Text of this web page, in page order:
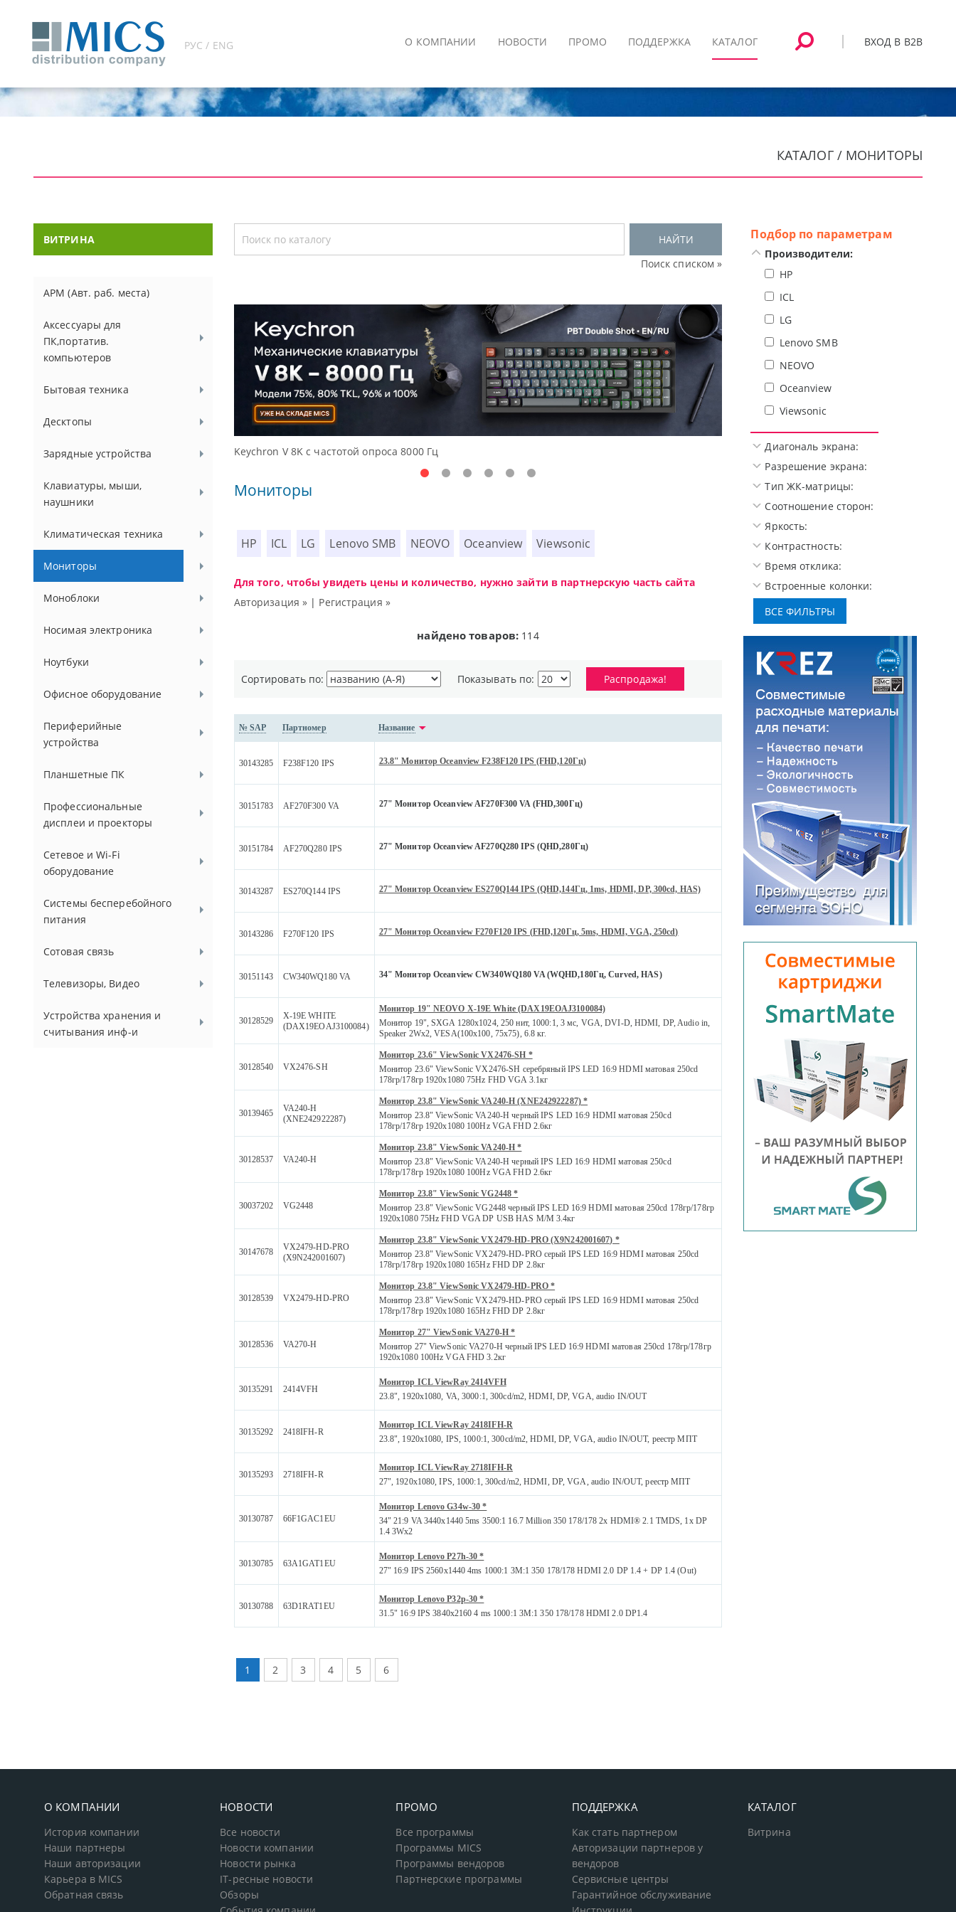
РУС / ENG ВХОД В B2B
О КОМПАНИИ НОВОСТИ ПРОМО ПОДДЕРЖКА КАТАЛОГ
КАТАЛОГ / МОНИТОРЫ
ВИТРИНА
АРМ (Авт. раб. места)
Аксессуары для
ПК,портатив.
компьютеров
Бытовая техника
Десктопы
Зарядные устройства
Клавиатуры, мыши,
наушники
Климатическая техника
Мониторы
Моноблоки
Носимая электроника
Ноутбуки
Офисное оборудование
Периферийные
устройства
Планшетные ПК
Профессиональные
дисплеи и проекторы
Сетевое и Wi-Fi
оборудование
Системы бесперебойного
питания
Сотовая связь
Телевизоры, Видео
Устройства хранения и
считывания инф-и
НАЙТИ
Поиск списком »
Keychron V 8K с частотой опроса 8000 Гц Доступные решения начального уровня,
Мониторы
HP ICL LG Lenovo SMB NEOVO Oceanview Viewsonic
Для того, чтобы увидеть цены и количество, нужно зайти в партнерскую часть сайта
Авторизация » | Регистрация »
найдено товаров: 114
Сортировать по: Показывать по: Распродажа!
№ SAP Партномер Название
30143285 F238F120 IPS 23.8" Монитор Oceanview F238F120 IPS (FHD,120Гц)
30151783 AF270F300 VA 27" Монитор Oceanview AF270F300 VA (FHD,300Гц)
30151784 AF270Q280 IPS 27" Монитор Oceanview AF270Q280 IPS (QHD,280Гц)
30143287 ES270Q144 IPS 27" Монитор Oceanview ES270Q144 IPS (QHD,144Гц, 1ms, HDMI, DP, 300cd, HAS)
30143286 F270F120 IPS 27" Монитор Oceanview F270F120 IPS (FHD,120Гц, 5ms, HDMI, VGA, 250cd)
30151143 CW340WQ180 VA 34" Монитор Oceanview CW340WQ180 VA (WQHD,180Гц, Curved, HAS)
30128529
X-19E WHITE
(DAX19EOAJ3100084)
Монитор 19" NEOVO X-19E White (DAX19EOAJ3100084)
Монитор 19", SXGA 1280x1024, 250 нит, 1000:1, 3 мс, VGA, DVI-D, HDMI, DP, Audio in,
Speaker 2Wx2, VESA(100x100, 75x75), 6.8 кг.
30128540 VX2476-SH
Монитор 23.6" ViewSonic VX2476-SH *
Монитор 23.6" ViewSonic VX2476-SH серебряный IPS LED 16:9 HDMI матовая 250cd
178гр/178гр 1920x1080 75Hz FHD VGA 3.1кг
30139465
VA240-H
(XNE242922287)
Монитор 23.8" ViewSonic VA240-H (XNE242922287) *
Монитор 23.8" ViewSonic VA240-H черный IPS LED 16:9 HDMI матовая 250cd
178гр/178гр 1920x1080 100Hz VGA FHD 2.6кг
30128537 VA240-H
Монитор 23.8" ViewSonic VA240-H *
Монитор 23.8" ViewSonic VA240-H черный IPS LED 16:9 HDMI матовая 250cd
178гр/178гр 1920x1080 100Hz VGA FHD 2.6кг
30037202 VG2448
Монитор 23.8" ViewSonic VG2448 *
Монитор 23.8" ViewSonic VG2448 черный IPS LED 16:9 HDMI матовая 250cd 178гр/178гр
1920x1080 75Hz FHD VGA DP USB HAS M/M 3.4кг
30147678
VX2479-HD-PRO
(X9N242001607)
Монитор 23.8" ViewSonic VX2479-HD-PRO (X9N242001607) *
Монитор 23.8" ViewSonic VX2479-HD-PRO серый IPS LED 16:9 HDMI матовая 250cd
178гр/178гр 1920x1080 165Hz FHD DP 2.8кг
30128539 VX2479-HD-PRO
Монитор 23.8" ViewSonic VX2479-HD-PRO *
Монитор 23.8" ViewSonic VX2479-HD-PRO серый IPS LED 16:9 HDMI матовая 250cd
178гр/178гр 1920x1080 165Hz FHD DP 2.8кг
30128536 VA270-H
Монитор 27" ViewSonic VA270-H *
Монитор 27" ViewSonic VA270-H черный IPS LED 16:9 HDMI матовая 250cd 178гр/178гр
1920x1080 100Hz VGA FHD 3.2кг
30135291 2414VFH
Монитор ICL ViewRay 2414VFH
23.8", 1920x1080, VA, 3000:1, 300cd/m2, HDMI, DP, VGA, audio IN/OUT
30135292 2418IFH-R
Монитор ICL ViewRay 2418IFH-R
23.8", 1920x1080, IPS, 1000:1, 300cd/m2, HDMI, DP, VGA, audio IN/OUT, реестр МПТ
30135293 2718IFH-R
Монитор ICL ViewRay 2718IFH-R
27", 1920x1080, IPS, 1000:1, 300cd/m2, HDMI, DP, VGA, audio IN/OUT, реестр МПТ
30130787 66F1GAC1EU
Монитор Lenovo G34w-30 *
34" 21:9 VA 3440x1440 5ms 3500:1 16.7 Million 350 178/178 2x HDMI® 2.1 TMDS, 1x DP
1.4 3Wx2
30130785 63A1GAT1EU
Монитор Lenovo P27h-30 *
27" 16:9 IPS 2560x1440 4ms 1000:1 3M:1 350 178/178 HDMI 2.0 DP 1.4 + DP 1.4 (Out)
30130788 63D1RAT1EU
Монитор Lenovo P32p-30 *
31.5" 16:9 IPS 3840x2160 4 ms 1000:1 3M:1 350 178/178 HDMI 2.0 DP1.4
1 2 3 4 5 6
Подбор по параметрам
Производители:
HP
ICL
LG
Lenovo SMB
NEOVO
Oceanview
Viewsonic
Диагональ экрана:
Разрешение экрана:
Тип ЖК-матрицы:
Соотношение сторон:
Яркость:
Контрастность:
Время отклика:
Встроенные колонки:
О КОМПАНИИ
История компании
Наши партнеры
Наши авторизации
Карьера в MICS
Обратная связь
НОВОСТИ
Все новости
Новости компании
Новости рынка
IT-ресные новости
Обзоры
ПРОМО
Все программы
Программы MICS
Программы вендоров
Партнерские программы
ПОДДЕРЖКА
Как стать партнером
Авторизации партнеров у
вендоров
Сервисные центры
Гарантийное обслуживание
КАТАЛОГ
Витрина